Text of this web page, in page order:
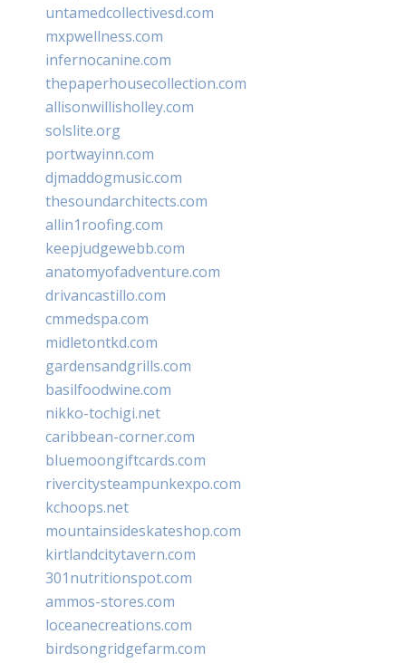
untamedcollectivesd.com
mxpwellness.com
infernocanine.com
thepaperhousecollection.com
allisonwillisholley.com
solslite.org
portwayinn.com
djmaddogmusic.com
thesoundarchitects.com
allin1roofing.com
keepjudgewebb.com
anatomyofadventure.com
drivancastillo.com
cmmedspa.com
midletontkd.com
gardensandgrills.com
basilfoodwine.com
nikko-tochigi.net
caribbean-corner.com
bluemoongiftcards.com
rivercitysteampunkexpo.com
kchoops.net
mountainsideskateshop.com
kirtlandcitytavern.com
301nutritionspot.com
ammos-stores.com
loceanecreations.com
birdsongridgefarm.com